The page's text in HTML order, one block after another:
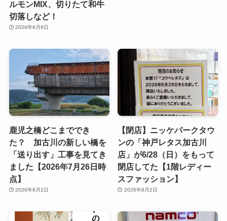
ルモンMIX、切りたて和牛
切落しなど！
2026年8月6日
鹿児之橋どこまででき
た？ 加古川の新しい橋を
「送り出す」工事を見てき
ました【2026年7月26日時
点】
2026年8月2日
【閉店】ニッケパークタウ
ンの「神戸レタス加古川
店」が6/28（日）をもって
閉店してた【1階レディー
スファッション】
2026年8月2日